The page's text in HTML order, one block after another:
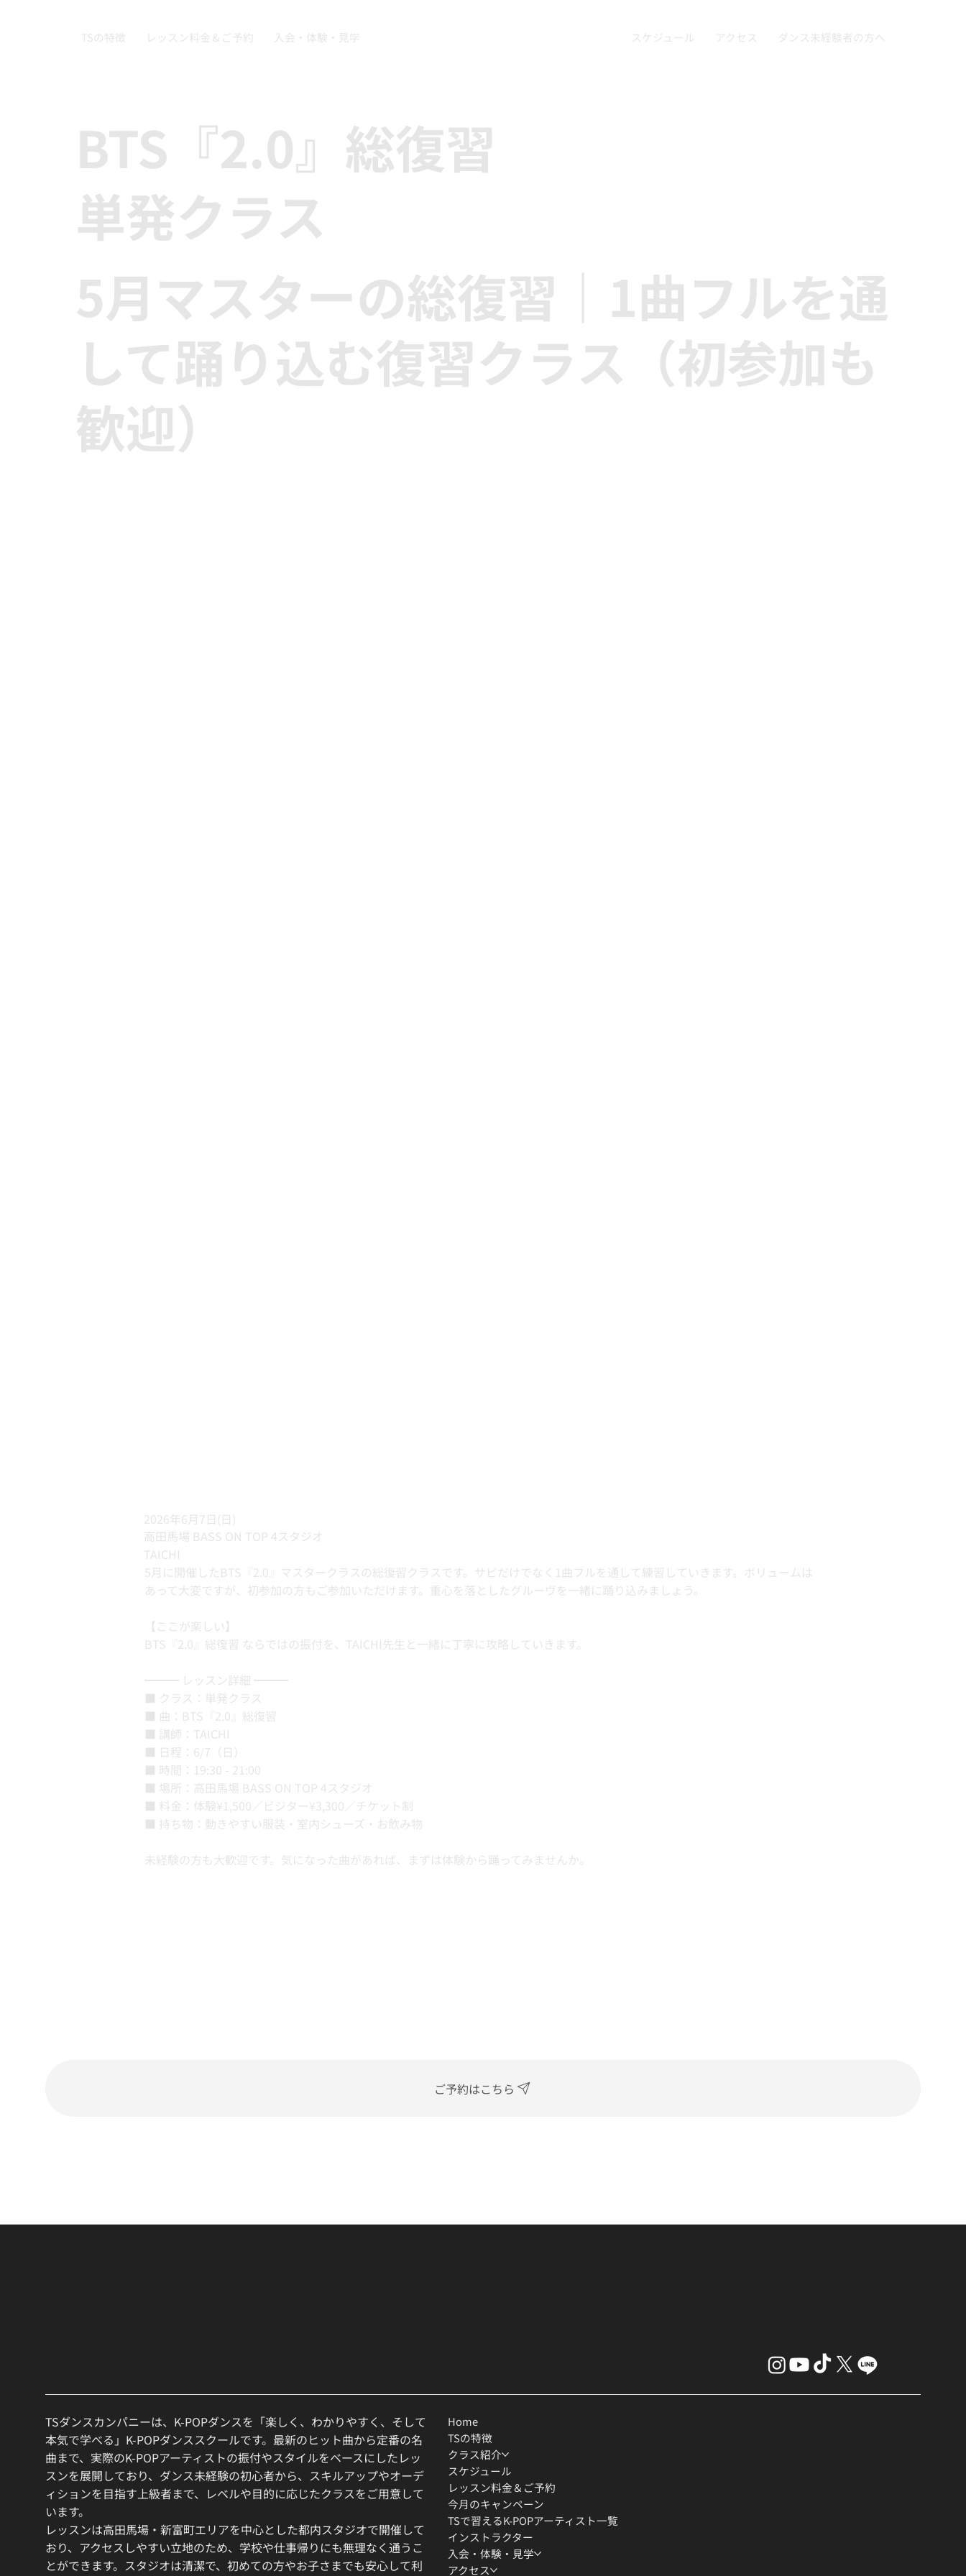
TSの特徴 レッスン料金＆ご予約 入会・体験・見学 スケジュール アクセス ダンス未経験者の方へ
BTS『2.0』総復習
単発クラス
5月マスターの総復習｜1曲フルを通
して踊り込む復習クラス（初参加も
歓迎）
2026年6月7日(日)
高田馬場 BASS ON TOP 4スタジオ
TAICHI
5月に開催したBTS『2.0』マスタークラスの総復習クラスです。サビだけでなく1曲フルを通して練習していきます。ボリュームは
あって大変ですが、初参加の方もご参加いただけます。重心を落としたグルーヴを一緒に踊り込みましょう。
【ここが楽しい】
BTS『2.0』総復習 ならではの振付を、TAICHI先生と一緒に丁寧に攻略していきます。
━━━ レッスン詳細 ━━━
■ クラス：単発クラス
■ 曲：BTS『2.0』総復習
■ 講師：TAICHI
■ 日程：6/7（日）
■ 時間：19:30 - 21:00
■ 場所：高田馬場 BASS ON TOP 4スタジオ
■ 料金：体験¥1,500／ビジター¥3,300／チケット制
■ 持ち物：動きやすい服装・室内シューズ・お飲み物
未経験の方も大歓迎です。気になった曲があれば、まずは体験から踊ってみませんか。
ご予約はこちら
TSダンスカンパニーは、K-POPダンスを「楽しく、わかりやすく、そして
本気で学べる」K-POPダンススクールです。最新のヒット曲から定番の名
曲まで、実際のK-POPアーティストの振付やスタイルをベースにしたレッ
スンを展開しており、ダンス未経験の初心者から、スキルアップやオーデ
ィションを目指す上級者まで、レベルや目的に応じたクラスをご用意して
います。
レッスンは高田馬場・新富町エリアを中心とした都内スタジオで開催して
おり、アクセスしやすい立地のため、学校や仕事帰りにも無理なく通うこ
とができます。スタジオは清潔で、初めての方やお子さまでも安心して利
Home
TSの特徴
クラス紹介
スケジュール
レッスン料金＆ご予約
今月のキャンペーン
TSで習えるK-POPアーティスト一覧
インストラクター
入会・体験・見学
アクセス